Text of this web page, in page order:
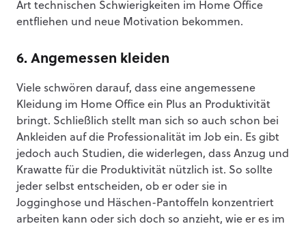
Art technischen Schwierigkeiten im Home Office
entfliehen und neue Motivation bekommen.
6. Angemessen kleiden
Viele schwören darauf, dass eine angemessene
Kleidung im Home Office ein Plus an Produktivität
bringt. Schließlich stellt man sich so auch schon bei
Ankleiden auf die Professionalität im Job ein. Es gibt
jedoch auch Studien, die widerlegen, dass Anzug und
Krawatte für die Produktivität nützlich ist. So sollte
jeder selbst entscheiden, ob er oder sie in
Jogginghose und Häschen-Pantoffeln konzentriert
arbeiten kann oder sich doch so anzieht, wie er es im